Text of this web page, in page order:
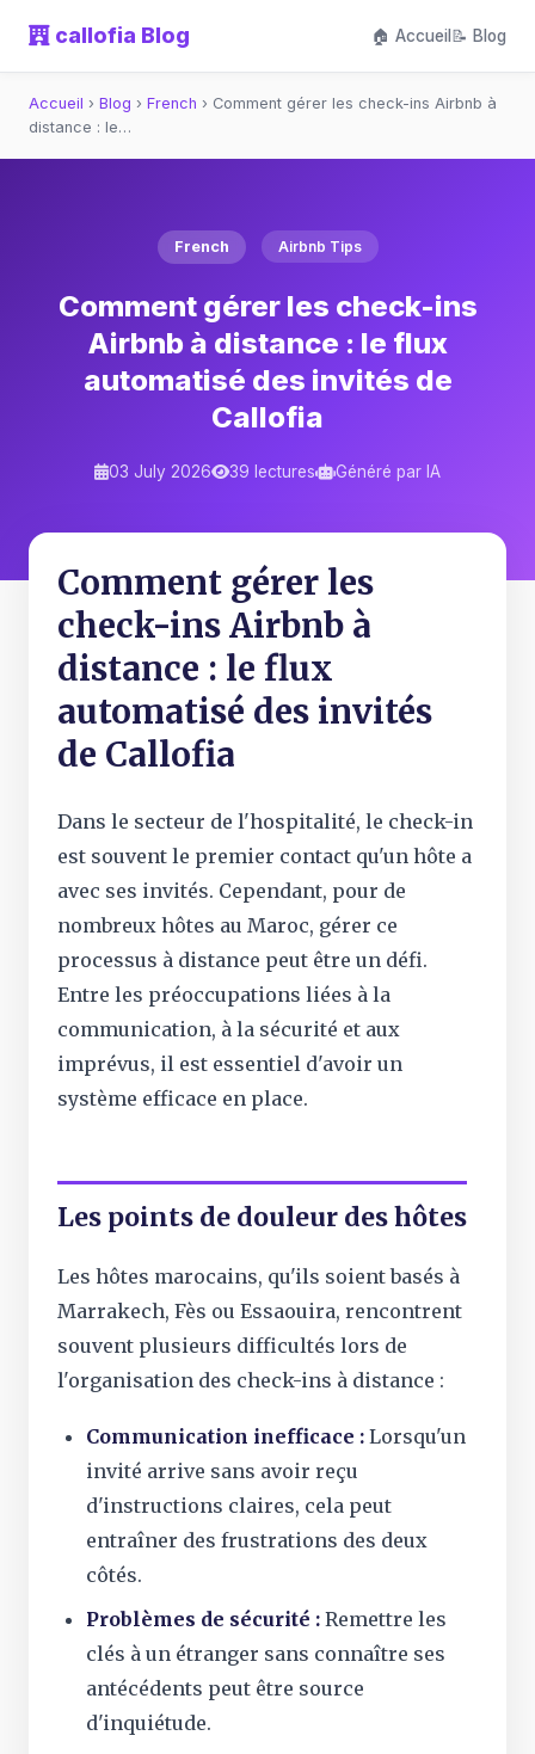
callofia Blog 🏠 Accueil📝 Blog
Accueil › Blog › French › Comment gérer les check-ins Airbnb à
distance : le…
French Airbnb Tips
Comment gérer les check-ins
Airbnb à distance : le flux
automatisé des invités de
Callofia
03 July 2026 39 lectures Généré par IA
Comment gérer les
check-ins Airbnb à
distance : le flux
automatisé des invités
de Callofia
Dans le secteur de l'hospitalité, le check-in
est souvent le premier contact qu'un hôte a
avec ses invités. Cependant, pour de
nombreux hôtes au Maroc, gérer ce
processus à distance peut être un défi.
Entre les préoccupations liées à la
communication, à la sécurité et aux
imprévus, il est essentiel d'avoir un
système efficace en place.
Les points de douleur des hôtes
Les hôtes marocains, qu'ils soient basés à
Marrakech, Fès ou Essaouira, rencontrent
souvent plusieurs difficultés lors de
l'organisation des check-ins à distance :
Communication inefficace : Lorsqu'un
invité arrive sans avoir reçu
d'instructions claires, cela peut
entraîner des frustrations des deux
côtés.
Problèmes de sécurité : Remettre les
clés à un étranger sans connaître ses
antécédents peut être source
d'inquiétude.